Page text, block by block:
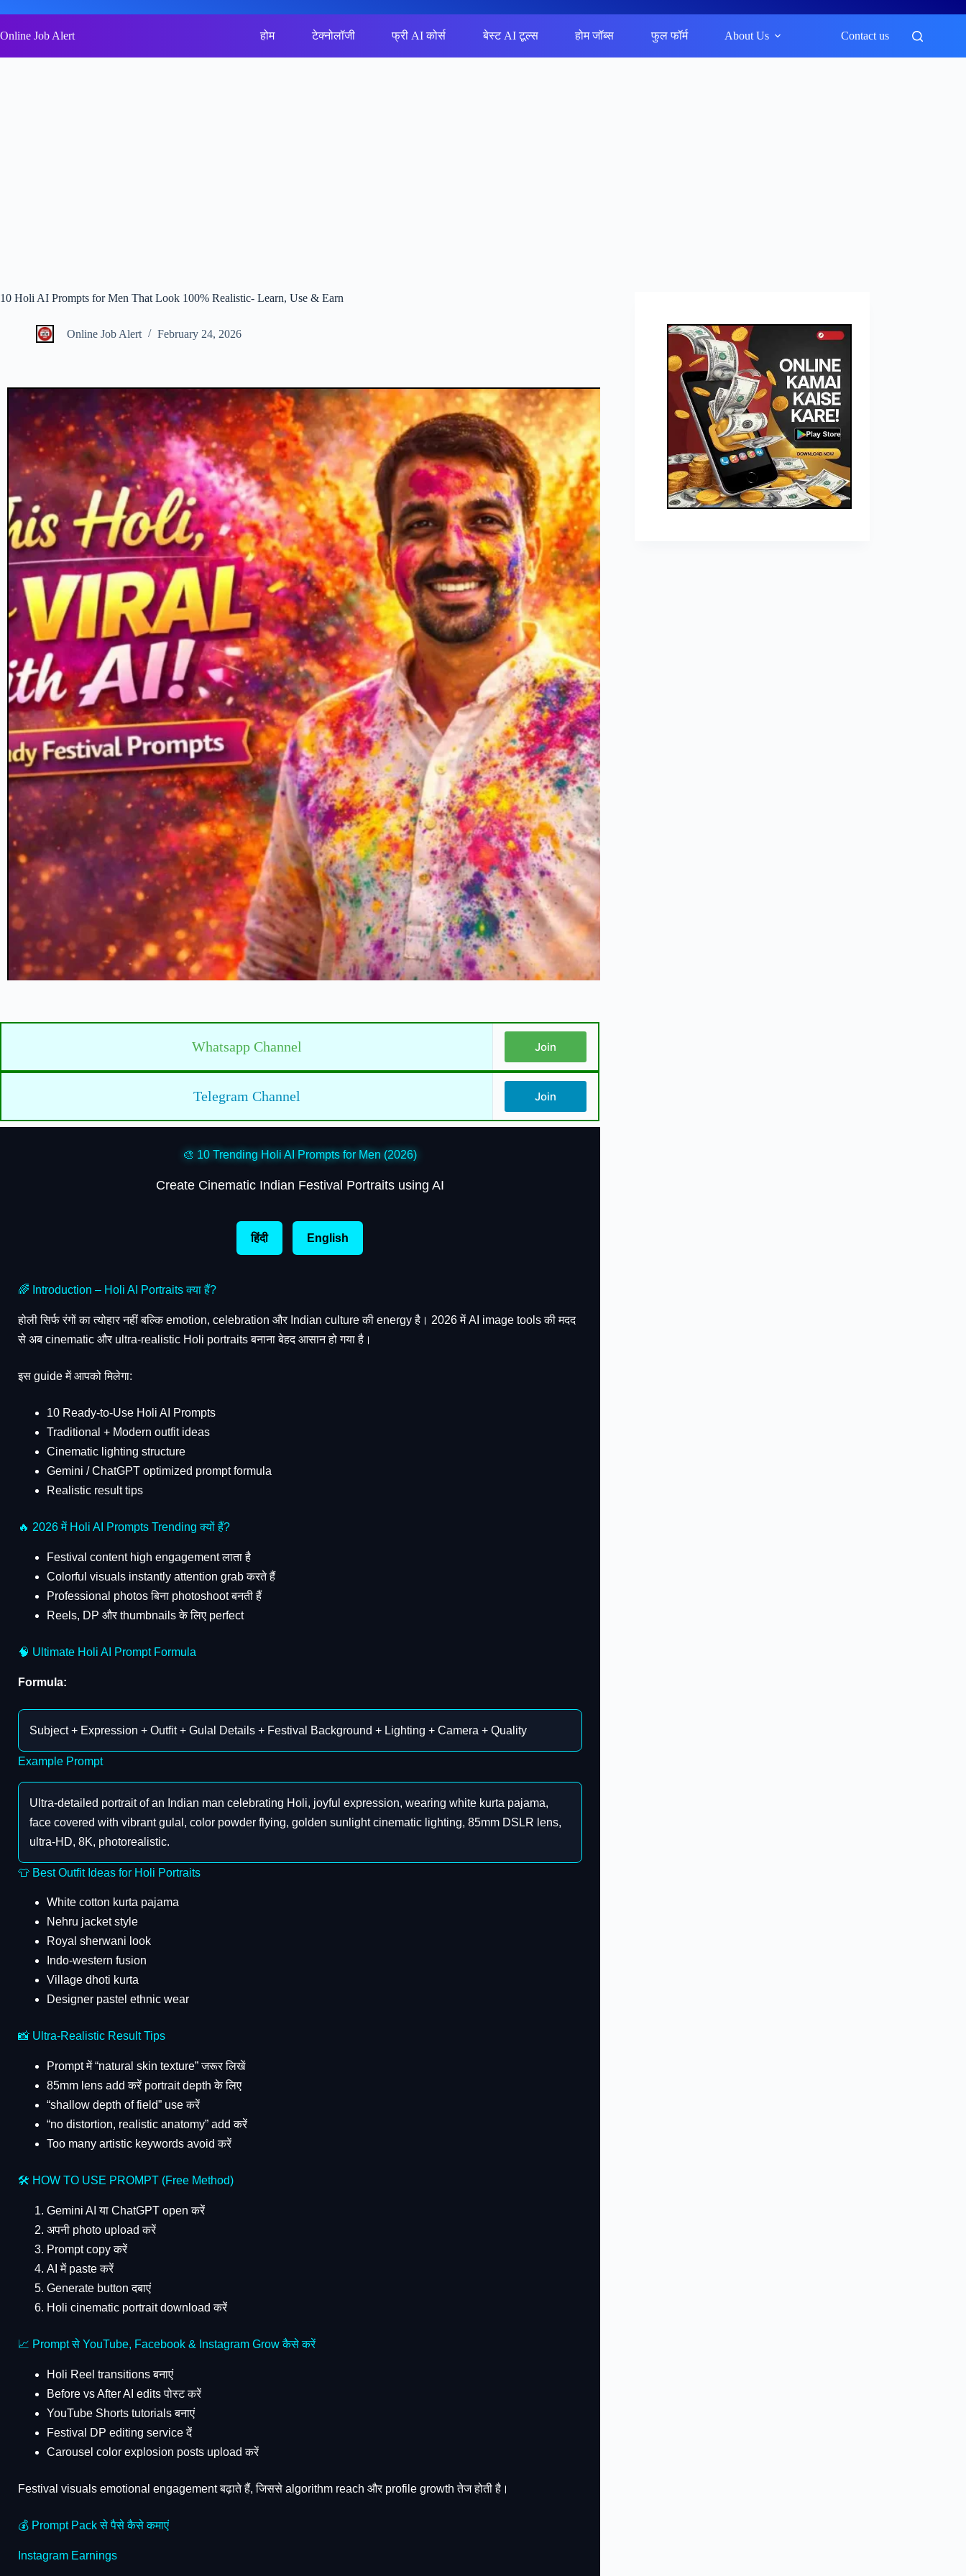
to
content
Online Job Alert होम टेक्नोलॉजी फ्री AI कोर्स बेस्ट AI टूल्स होम जॉब्स फुल फॉर्म About Us Contact us
10 Holi AI Prompts for Men That Look 100% Realistic- Learn, Use & Earn
Online Job Alert February 24, 2026
Whatsapp Channel Join
Telegram Channel Join
🎨 10 Trending Holi AI Prompts for Men (2026)
Create Cinematic Indian Festival Portraits using AI
हिंदी English
🌈 Introduction – Holi AI Portraits क्या हैं?
होली सिर्फ रंगों का त्योहार नहीं बल्कि emotion, celebration और Indian culture की energy है। 2026 में AI image tools की मदद
से अब cinematic और ultra-realistic Holi portraits बनाना बेहद आसान हो गया है।
इस guide में आपको मिलेगा:
10 Ready-to-Use Holi AI Prompts
Traditional + Modern outfit ideas
Cinematic lighting structure
Gemini / ChatGPT optimized prompt formula
Realistic result tips
🔥 2026 में Holi AI Prompts Trending क्यों हैं?
Festival content high engagement लाता है
Colorful visuals instantly attention grab करते हैं
Professional photos बिना photoshoot बनती हैं
Reels, DP और thumbnails के लिए perfect
🧠 Ultimate Holi AI Prompt Formula
Formula:
Subject + Expression + Outfit + Gulal Details + Festival Background + Lighting + Camera + Quality
Example Prompt
Ultra-detailed portrait of an Indian man celebrating Holi, joyful expression, wearing white kurta pajama,
face covered with vibrant gulal, color powder flying, golden sunlight cinematic lighting, 85mm DSLR lens,
ultra-HD, 8K, photorealistic.
👕 Best Outfit Ideas for Holi Portraits
White cotton kurta pajama
Nehru jacket style
Royal sherwani look
Indo-western fusion
Village dhoti kurta
Designer pastel ethnic wear
📸 Ultra-Realistic Result Tips
Prompt में “natural skin texture” जरूर लिखें
85mm lens add करें portrait depth के लिए
“shallow depth of field” use करें
“no distortion, realistic anatomy” add करें
Too many artistic keywords avoid करें
🛠 HOW TO USE PROMPT (Free Method)
Gemini AI या ChatGPT open करें
अपनी photo upload करें
Prompt copy करें
AI में paste करें
Generate button दबाएं
Holi cinematic portrait download करें
📈 Prompt से YouTube, Facebook & Instagram Grow कैसे करें
Holi Reel transitions बनाएं
Before vs After AI edits पोस्ट करें
YouTube Shorts tutorials बनाएं
Festival DP editing service दें
Carousel color explosion posts upload करें
Festival visuals emotional engagement बढ़ाते हैं, जिससे algorithm reach और profile growth तेज होती है।
💰 Prompt Pack से पैसे कैसे कमाएं
Instagram Earnings